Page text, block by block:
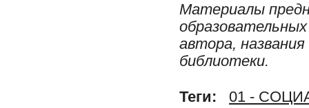
Материалы
автора,
библиотеки.
Теги:
01 -